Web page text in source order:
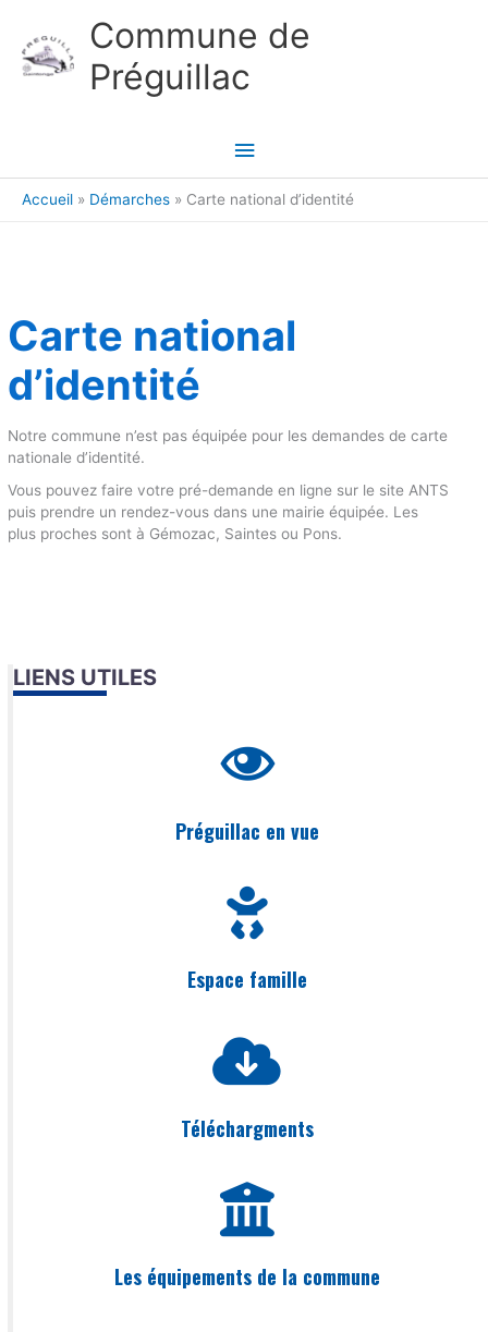
Commune de
Préguillac
Menu
principal
Accueil Démarches Carte national d’identité
Carte national
d’identité
Notre commune n’est pas équipée pour les demandes de carte
nationale d’identité.
Vous pouvez faire votre pré-demande en ligne sur le site ANTS
puis prendre un rendez-vous dans une mairie équipée. Les
plus proches sont à Gémozac, Saintes ou Pons.
LIENS UTILES
Préguillac en vue
Espace famille
Téléchargments
Les équipements de la commune